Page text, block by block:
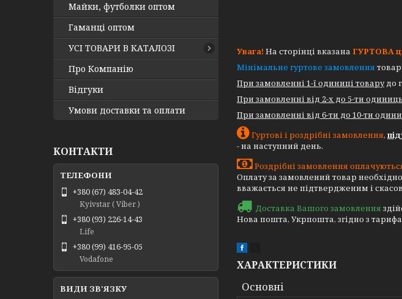
Увага! На сторінці вказана ГУРТОВА
Мінімальне гуртове замовлення
При замовленні 1-ї одиниці товарудо
При замовленні від 2-х до 5-ти
При замовленні від 6-ти до 10-ти
Гуртові і роздрібні замовлення,
- на наступний день.
Роздрібні замовлення
Оплату за замовлений товар
вважається не підтвердженим і
Доставка Вашого замовлення
Нова пошта, Укрпошта, згідно з
ХАРАКТЕРИСТИКИ
Основні
Майки, футболки оптом
Гаманці оптом
УСІ ТОВАРИ В КАТАЛОЗІ
Про Компанію
Відгуки
Умови доставки та оплати
КОНТАКТИ
+380 (67) 483-04-42
Kyivstar ( Viber )
+380 (93) 226-14-43
Life
+380 (99) 416-95-05
Vodafone